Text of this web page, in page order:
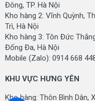
Đông, TP. Hà Nội
Kho hàng 2: Vĩnh Quỳnh,
Trì, Hà Nội
Kho hàng 3: Tôn Đức
Đống Đa, Hà Nội
Mobile (Zalo): 0914 668
KHU VỰC HƯNG YÊN
Kho hàng: Thôn Bình Dân,